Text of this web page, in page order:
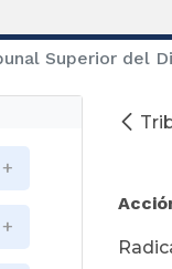
Superior del